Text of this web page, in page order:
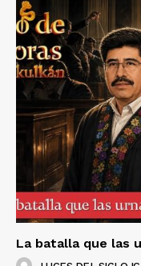
La batalla que las